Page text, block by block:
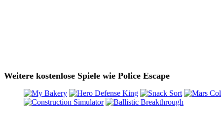
Weitere kostenlose Spiele wie Police Escape